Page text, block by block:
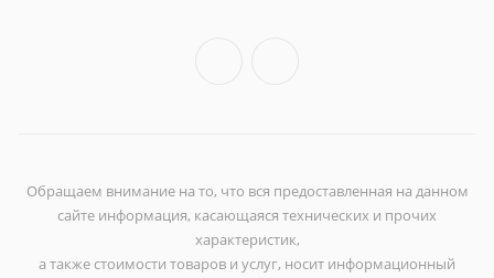
Обращаем внимание на то, что вся предоставленная на данном
сайте информация, касающаяся технических и прочих
характеристик,
а также стоимости товаров и услуг, носит информационный